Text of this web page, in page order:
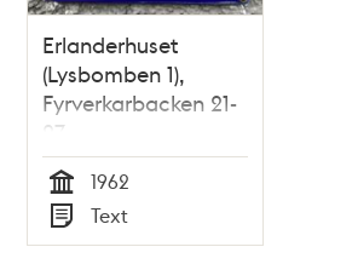
Erlanderhuset
(Lysbomben 1),
Fyrverkarbacken 21-
27
Tid
1962
Typ
Text